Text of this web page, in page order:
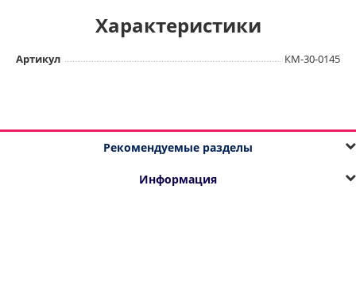
Характеристики
Артикул КМ-30-0145
Рекомендуемые разделы
Информация